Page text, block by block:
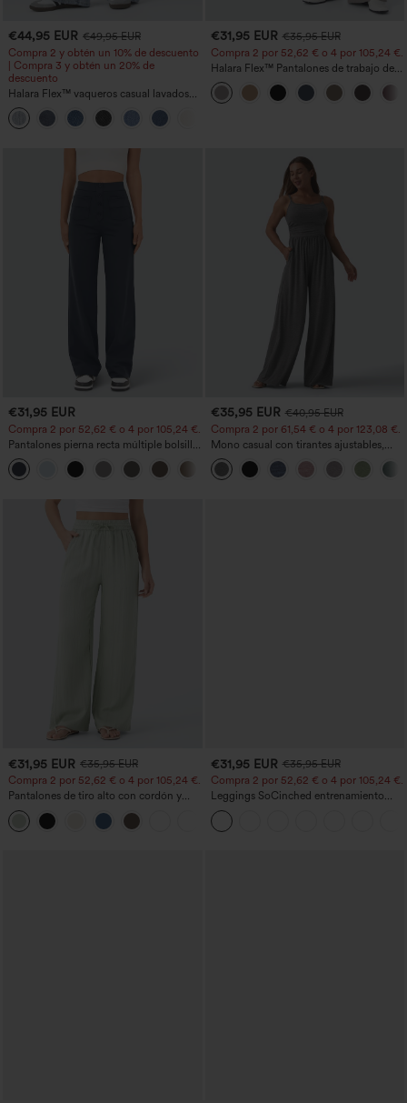
€44,95 EUR €49,95 EUR
Compra 2 y obtén un 10% de descuento
| Compra 3 y obtén un 20% de
descuento
Halara Flex™ vaqueros casual lavados
asimétricos de tiro bajo con bolsillos
con cremallera, corte baggy y pierna
ancha
€31,95 EUR €35,95 EUR
Compra 2 por 52,62 € o 4 por 105,24 €.
Halara Flex™ Pantalones de trabajo de
talle alto, moldeadores del cuerpo, que
estilizan la cintura, con bolsillos, de
pierna ancha en micro‑waffle
€31,95 EUR
Compra 2 por 52,62 € o 4 por 105,24 €.
Pantalones pierna recta múltiple bolsillo
botón tiro alto
+23
€35,95 EUR €40,95 EUR
Compra 2 por 61,54 € o 4 por 123,08 €.
Mono casual con tirantes ajustables,
fruncidos, pierna ancha, tejido jaspeado
y bolsillos - Easy Peezy
€31,95 EUR €35,95 EUR
Compra 2 por 52,62 € o 4 por 105,24 €.
Pantalones de tiro alto con cordón y
bolsillos, pernera ancha, holgados y de
estilo casual con tacto de lino.
€31,95 EUR €35,95 EUR
Compra 2 por 52,62 € o 4 por 105,24 €.
Leggings SoCinched entrenamiento
moldeador abdomen bolsillo lateral tiro
alto